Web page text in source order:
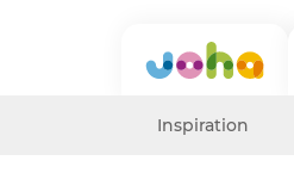
Inspiration